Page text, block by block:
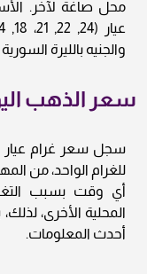
محل صاغة لآخر.
والجنيه بالليرة
سعر الذهب
سجل سعر غرام عيار 21 في سوريا صباح اليوم “
للغرام الواحد، من
أي وقت بسبب
المحلية الأخرى،
أحدث المعلومات.